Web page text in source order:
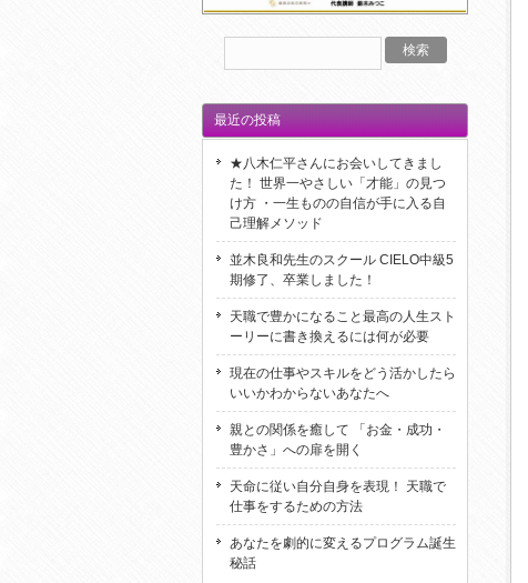
最近の投稿
★八木仁平さんにお会いしてきまし
た！ 世界一やさしい「才能」の見つ
け方 ・一生ものの自信が手に入る自
己理解メソッド
並木良和先生のスクール CIELO中級5
期修了、卒業しました！
天職で豊かになること最高の人生スト
ーリーに書き換えるには何が必要
現在の仕事やスキルをどう活かしたら
いいかわからないあなたへ
親との関係を癒して 「お金・成功・
豊かさ」への扉を開く
天命に従い自分自身を表現！ 天職で
仕事をするための方法
あなたを劇的に変えるプログラム誕生
秘話